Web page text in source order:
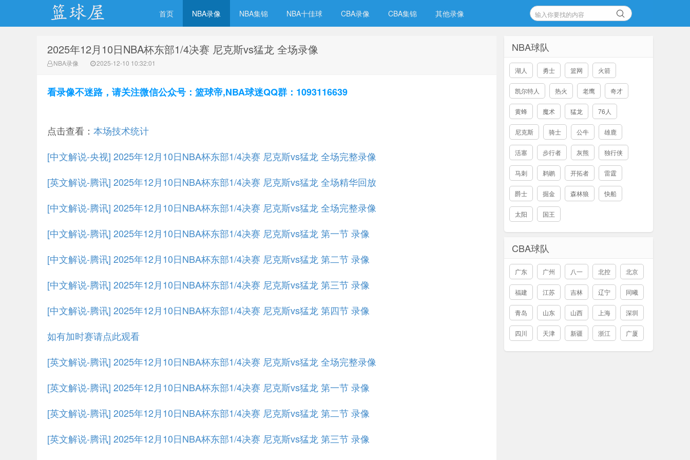
NBA录像吧
首页 NBA录像 NBA集锦 NBA十佳球 CBA录像 CBA集锦 其他录像
2025年12月10日NBA杯东部1/4决赛 尼克斯vs猛龙 全场录像
NBA录像 2025-12-10 10:32:01
看录像不迷路，请关注微信公众号：篮球帝,NBA球迷QQ群：1093116639
点击查看： 本场技术统计
[中文解说-央视] 2025年12月10日NBA杯东部1/4决赛 尼克斯vs猛龙 全场完整录像
[英文解说-腾讯] 2025年12月10日NBA杯东部1/4决赛 尼克斯vs猛龙 全场精华回放
[中文解说-腾讯] 2025年12月10日NBA杯东部1/4决赛 尼克斯vs猛龙 全场完整录像
[中文解说-腾讯] 2025年12月10日NBA杯东部1/4决赛 尼克斯vs猛龙 第一节 录像
[中文解说-腾讯] 2025年12月10日NBA杯东部1/4决赛 尼克斯vs猛龙 第二节 录像
[中文解说-腾讯] 2025年12月10日NBA杯东部1/4决赛 尼克斯vs猛龙 第三节 录像
[中文解说-腾讯] 2025年12月10日NBA杯东部1/4决赛 尼克斯vs猛龙 第四节 录像
如有加时赛请点此观看
[英文解说-腾讯] 2025年12月10日NBA杯东部1/4决赛 尼克斯vs猛龙 全场完整录像
[英文解说-腾讯] 2025年12月10日NBA杯东部1/4决赛 尼克斯vs猛龙 第一节 录像
[英文解说-腾讯] 2025年12月10日NBA杯东部1/4决赛 尼克斯vs猛龙 第二节 录像
[英文解说-腾讯] 2025年12月10日NBA杯东部1/4决赛 尼克斯vs猛龙 第三节 录像
NBA球队
湖人 勇士 篮网 火箭
凯尔特人 热火 老鹰 奇才
黄蜂 魔术 猛龙 76人
尼克斯 骑士 公牛 雄鹿
活塞 步行者 灰熊 独行侠
马刺 鹈鹕 开拓者 雷霆
爵士 掘金 森林狼 快船
太阳 国王
CBA球队
广东 广州 八一 北控 北京
福建 江苏 吉林 辽宁 同曦
青岛 山东 山西 上海 深圳
四川 天津 新疆 浙江 广厦